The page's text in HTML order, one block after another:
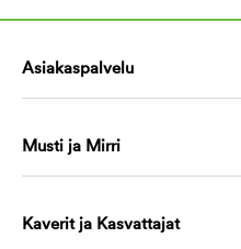
Asiakaspalvelu
Musti ja Mirri
Kaverit ja Kasvattajat